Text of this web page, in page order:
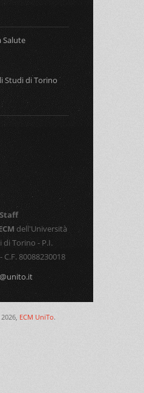
Salute
Studi di Torino
Staff
dell'Università
di Torino - P.I.
C.F. 80088230018
ECM UniTo.